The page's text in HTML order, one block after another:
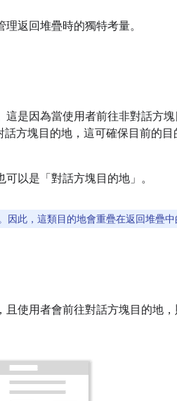
返回堆疊時的獨特考量。
是因為當使用者前往非對話方
方塊目的地，這可確保目前的
可以是「對話方塊目的地」 。
因此，這類目的地會重疊在返回堆疊中
且使用者會前往對話方塊目的地